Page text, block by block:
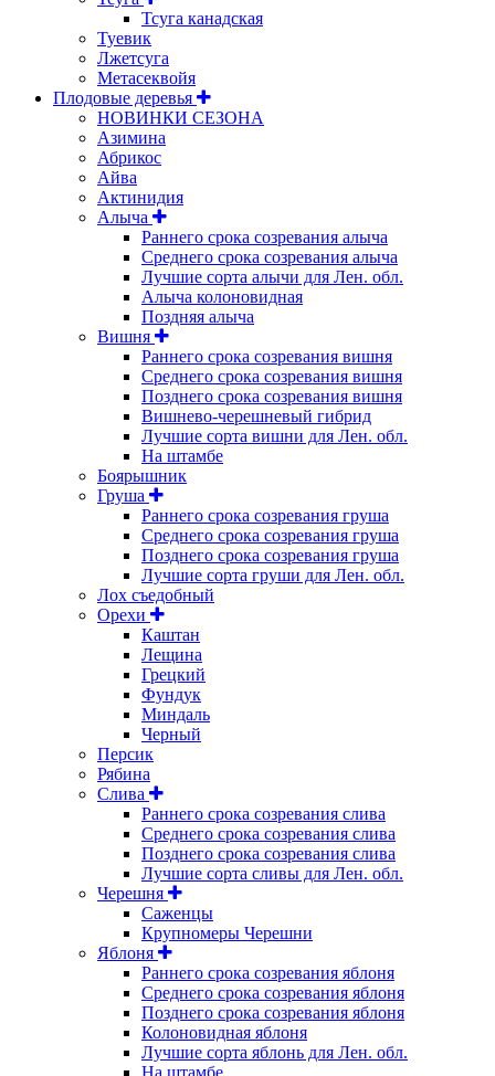
Тсуга канадская
Туевик
Лжетсуга
Метасеквойя
Плодовые деревья
НОВИНКИ СЕЗОНА
Азимина
Абрикос
Айва
Актинидия
Алыча
Раннего срока созревания алыча
Среднего срока созревания алыча
Лучшие сорта алычи для Лен. обл.
Алыча колоновидная
Поздняя алыча
Вишня
Раннего срока созревания вишня
Среднего срока созревания вишня
Позднего срока созревания вишня
Вишнево-черешневый гибрид
Лучшие сорта вишни для Лен. обл.
На штамбе
Боярышник
Груша
Раннего срока созревания груша
Среднего срока созревания груша
Позднего срока созревания груша
Лучшие сорта груши для Лен. обл.
Лох съедобный
Орехи
Каштан
Лещина
Грецкий
Фундук
Миндаль
Черный
Персик
Рябина
Слива
Раннего срока созревания слива
Среднего срока созревания слива
Позднего срока созревания слива
Лучшие сорта сливы для Лен. обл.
Черешня
Саженцы
Крупномеры Черешни
Яблоня
Раннего срока созревания яблоня
Среднего срока созревания яблоня
Позднего срока созревания яблоня
Колоновидная яблоня
Лучшие сорта яблонь для Лен. обл.
На штамбе